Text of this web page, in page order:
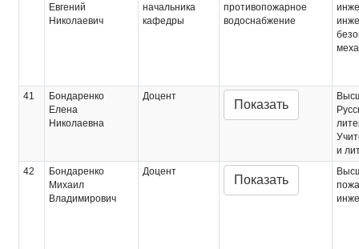
Евгений
Николаевич
начальника
кафедры
противопожарное
водоснабжение
41
Бондаренко
Елена
Николаевна
Доцент
Показать
и
42
Бондаренко
Михаил
Владимирович
Доцент
Показать